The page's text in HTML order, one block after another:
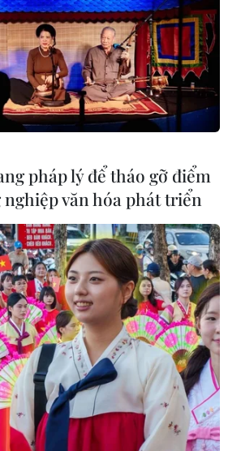
pháp lý để tháo gỡ điểm
văn hóa phát triển